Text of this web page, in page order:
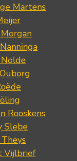
Martens
Rooskens
Slebe
Vijlbrief